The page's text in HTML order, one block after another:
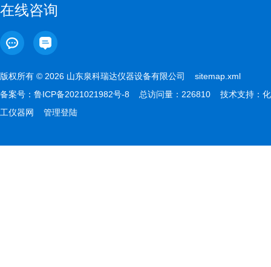
在线咨询
版权所有 © 2026 山东泉科瑞达仪器设备有限公司 sitemap.xml
备案号： 鲁ICP备2021021982号-8 总访问量：226810 技术支持： 化
工仪器网
管理登陆